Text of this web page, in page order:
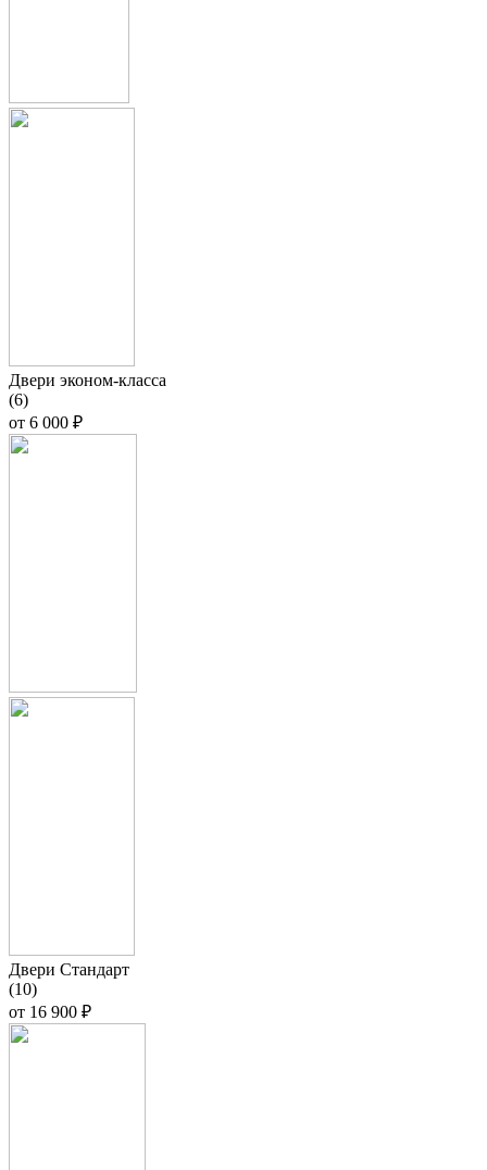
Двери эконом-класса
(6)
от 6 000 ₽
Двери Стандарт
(10)
от 16 900 ₽